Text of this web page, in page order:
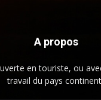
A propos
en touriste, ou
travail du pays